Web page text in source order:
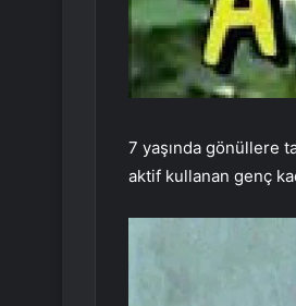
7 yaşında gönüllere
aktif kullanan genç